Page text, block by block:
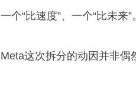
一个“比速度”、一个“比未来”。
Meta这次拆分的动因并非偶